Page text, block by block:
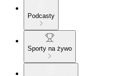
Podcasty
Sporty na żywo